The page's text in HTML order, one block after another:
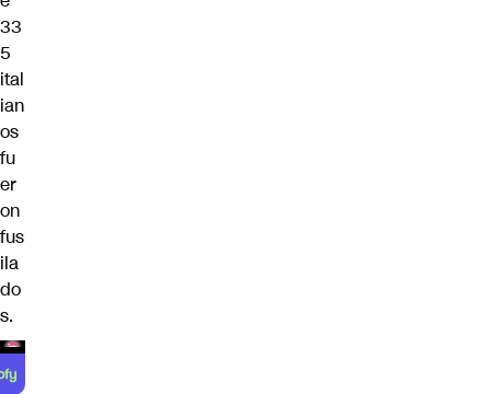
33
5
ital
ian
os
fu
er
on
fus
ila
do
s.